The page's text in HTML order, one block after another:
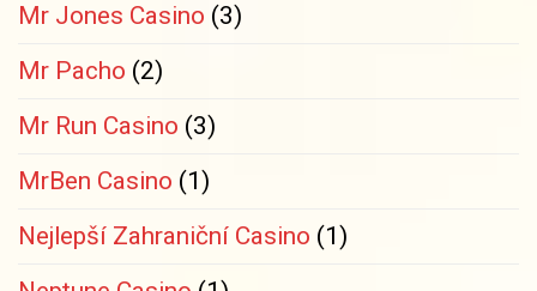
Mr Jones Casino (3)
Mr Pacho (2)
Mr Run Casino (3)
MrBen Casino (1)
Nejlepší Zahraniční Casino (1)